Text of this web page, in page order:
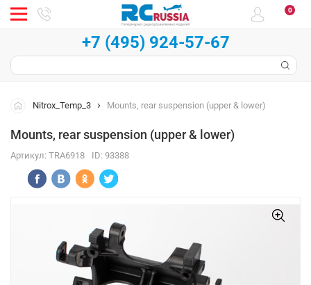
0
+7 (495) 924-57-67
Nitrox_Temp_3 Mounts, rear suspension (upper & lower)
Mounts, rear suspension (upper & lower)
Артикул: TRA6918 ID: 93388